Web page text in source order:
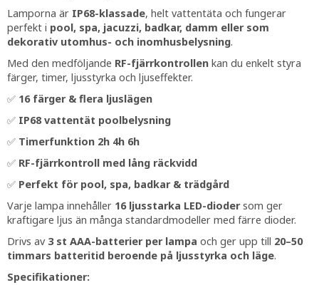
Lamporna är IP68-klassade, helt vattentäta och fungerar
perfekt i pool, spa, jacuzzi, badkar, damm eller som
dekorativ utomhus- och inomhusbelysning.
Med den medföljande RF-fjärrkontrollen kan du enkelt styra
färger, timer, ljusstyrka och ljuseffekter.
✅ 16 färger & flera ljuslägen
✅ IP68 vattentät poolbelysning
✅ Timerfunktion 2h 4h 6h
✅ RF-fjärrkontroll med lång räckvidd
✅ Perfekt för pool, spa, badkar & trädgård
Varje lampa innehåller 16 ljusstarka LED-diodersom ger
kraftigare ljus än många standardmodeller med färre dioder.
Drivs av 3 st AAA-batterier per lampa och ger upp till 20–50
timmars batteritid beroende på ljusstyrka och läge.
Specifikationer: